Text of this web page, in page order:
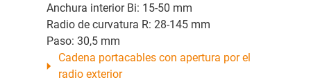
Anchura interior Bi: 15-50 mm
Radio de curvatura R: 28-145 mm
Paso: 30,5 mm
Cadena portacables con apertura por el
radio exterior